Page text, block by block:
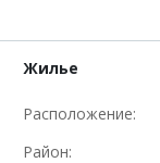
Жилье
Расположение:
Район: